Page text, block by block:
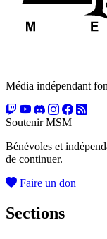
Média indépendant
Soutenir MSM
Bénévoles et
de continuer.
Faire un don
Sections